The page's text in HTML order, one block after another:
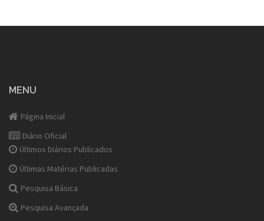
MENU
Página Inicial
Diário Oficial
Últimos Diários Publicados
Últimas Matérias Publicadas
Pesquisa Básica
Pesquisa Avançada